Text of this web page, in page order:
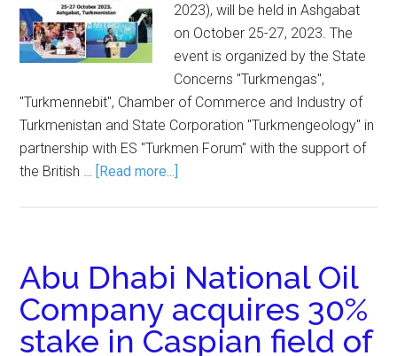
2023), will be held in Ashgabat
on October 25-27, 2023. The
event is organized by the State
Concerns "Turkmengas",
"Turkmennebit", Chamber of Commerce and Industry of
Turkmenistan and State Corporation "Turkmengeology" in
partnership with ES "Turkmen Forum" with the support of
the British … [Read more...]
Abu Dhabi National Oil
Company acquires 30%
stake in Caspian field of